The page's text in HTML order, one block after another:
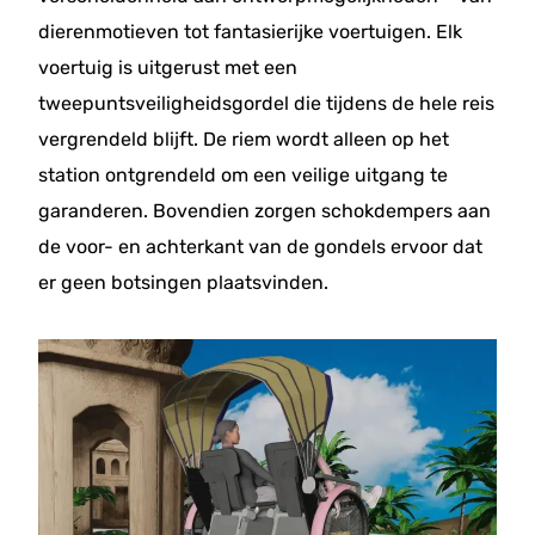
dierenmotieven tot fantasierijke voertuigen. Elk
voertuig is uitgerust met een
tweepuntsveiligheidsgordel die tijdens de hele reis
vergrendeld blijft. De riem wordt alleen op het
station ontgrendeld om een ​​veilige uitgang te
garanderen. Bovendien zorgen schokdempers aan
de voor- en achterkant van de gondels ervoor dat
er geen botsingen plaatsvinden.